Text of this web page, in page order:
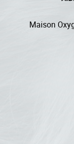
Maison